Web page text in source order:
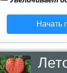
Начать